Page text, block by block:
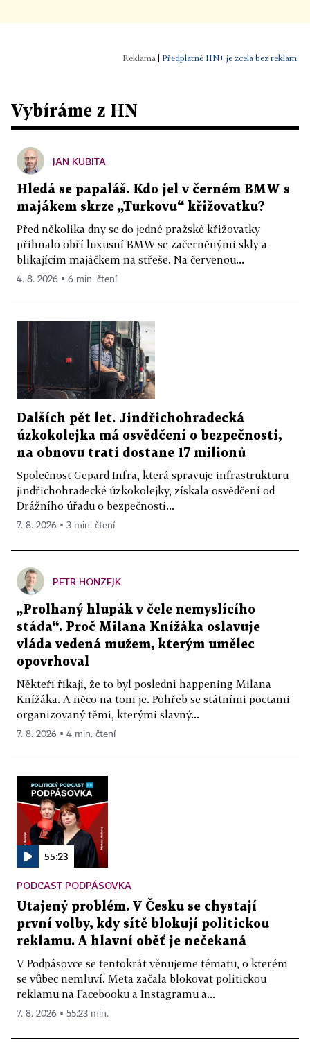
Předplatné HN+ je zcela bez reklam.
Vybíráme z HN
JAN KUBITA
Hledá se papaláš. Kdo jel v černém BMW s
majákem skrze „Turkovu“ křižovatku?
Před několika dny se do jedné pražské křižovatky
přihnalo obří luxusní BMW se začerněnými skly a
blikajícím majáčkem na střeše. Na červenou...
4. 8. 2026 ▪ 6 min. čtení
Dalších pět let. Jindřichohradecká
úzkokolejka má osvědčení o bezpečnosti,
na obnovu tratí dostane 17 milionů
Společnost Gepard Infra, která spravuje infrastrukturu
jindřichohradecké úzkokolejky, získala osvědčení od
Drážního úřadu o bezpečnosti...
7. 8. 2026 ▪ 3 min. čtení
PETR HONZEJK
„Prolhaný hlupák v čele nemyslícího
stáda“. Proč Milana Knížáka oslavuje
vláda vedená mužem, kterým umělec
opovrhoval
Někteří říkají, že to byl poslední happening Milana
Knížáka. A něco na tom je. Pohřeb se státními poctami
organizovaný těmi, kterými slavný...
7. 8. 2026 ▪ 4 min. čtení
55:23
PODCAST PODPÁSOVKA
Utajený problém. V Česku se chystají
první volby, kdy sítě blokují politickou
reklamu. A hlavní oběť je nečekaná
V Podpásovce se tentokrát věnujeme tématu, o kterém
se vůbec nemluví. Meta začala blokovat politickou
reklamu na Facebooku a Instagramu a...
7. 8. 2026 ▪ 55:23 min.